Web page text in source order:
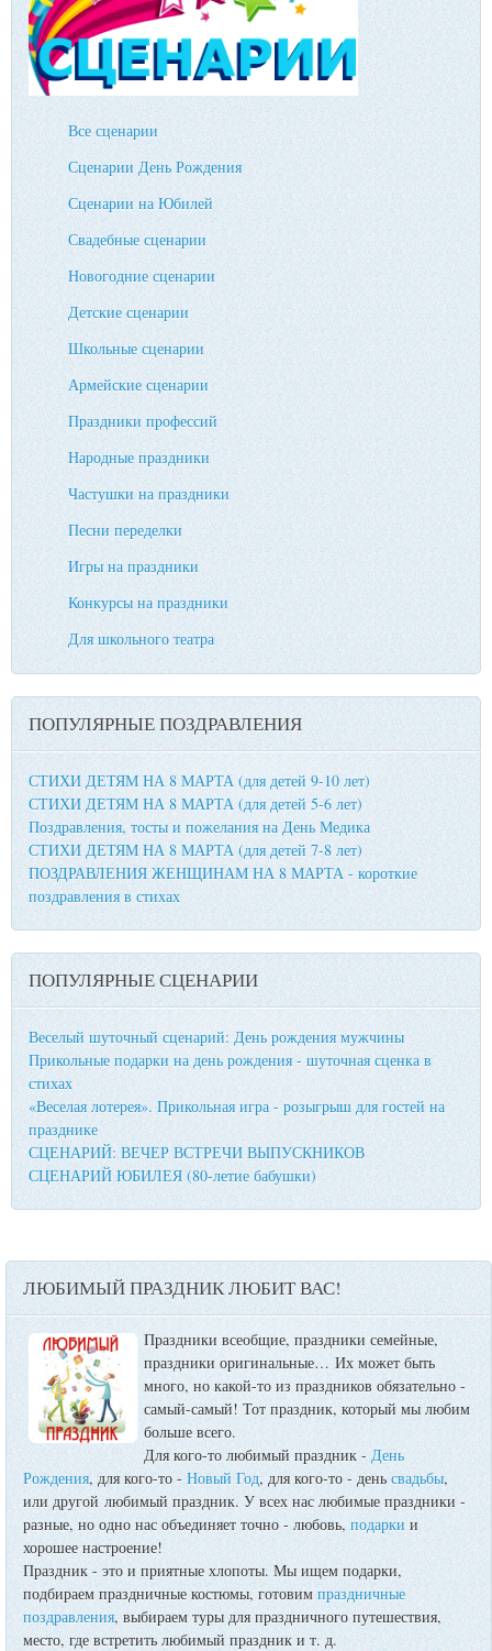
Все сценарии
Сценарии День Рождения
Сценарии на Юбилей
Свадебные сценарии
Новогодние сценарии
Детские сценарии
Школьные сценарии
Армейские сценарии
Праздники профессий
Народные праздники
Частушки на праздники
Песни переделки
Игры на праздники
Конкурсы на праздники
Для школьного театра
ПОПУЛЯРНЫЕ ПОЗДРАВЛЕНИЯ
СТИХИ ДЕТЯМ НА 8 МАРТА (для детей 9-10 лет)
СТИХИ ДЕТЯМ НА 8 МАРТА (для детей 5-6 лет)
Поздравления, тосты и пожелания на День Медика
СТИХИ ДЕТЯМ НА 8 МАРТА (для детей 7-8 лет)
ПОЗДРАВЛЕНИЯ ЖЕНЩИНАМ НА 8 МАРТА - короткие
поздравления в стихах
ПОПУЛЯРНЫЕ СЦЕНАРИИ
Веселый шуточный сценарий: День рождения мужчины
Прикольные подарки на день рождения - шуточная сценка в
стихах
«Веселая лотерея». Прикольная игра - розыгрыш для гостей на
празднике
СЦЕНАРИЙ: ВЕЧЕР ВСТРЕЧИ ВЫПУСКНИКОВ
СЦЕНАРИЙ ЮБИЛЕЯ (80-летие бабушки)
ЛЮБИМЫЙ ПРАЗДНИК ЛЮБИТ ВАС!
Праздники всеобщие, праздники семейные,
праздники оригинальные… Их может быть
много, но какой-то из праздников обязательно -
самый-самый! Тот праздник, который мы любим
больше всего.
Для кого-то любимый праздник - День
Рождения, для кого-то -Новый Год, для кого-то - деньсвадьбы,
или другой любимый праздник. У всех нас любимые праздники -
разные, но одно нас объединяет точно - любовь,подаркии
хорошее настроение!
Праздник - это и приятные хлопоты. Мы ищем подарки,
подбираем праздничные костюмы, готовимпраздничные
поздравления, выбираем туры для праздничного путешествия,
место, где встретить любимый праздник и т. д.